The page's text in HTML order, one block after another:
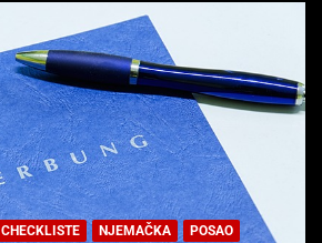
CHECKLISTE NJEMAČKA
POSAO